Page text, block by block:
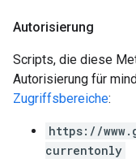
Autorisierung
Scripts, die diese
Autorisierung für
Zugriffsbereiche:
https://
currentonly